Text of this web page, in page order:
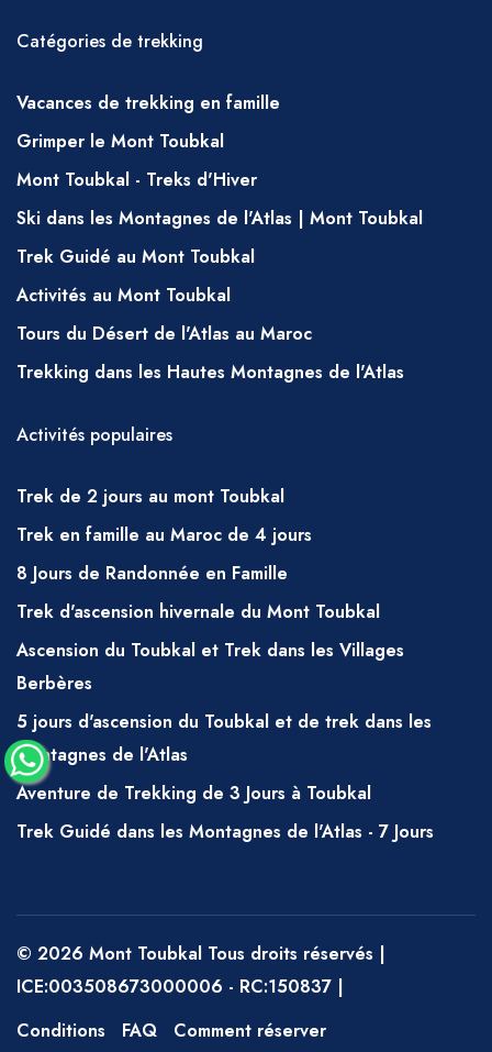
possible, de boire, fumer et grignoter
– ils prépareront, bien sûr, le déjeuner
habituel dans le cadre de leurs fonctions.
EAU
Il est important de boire beaucoup d'eau
pendant votre randonnée ; de l'eau peut être
achetée à Marrakech avant votre départ ou à
Imlil. Il est également possible d'obtenir de
l'eau dans de petits kiosques dans de
nombreux villages et au départ du sentier
en porter une partie vous-même, mais vos
discuter avec votre guide des besoins en eau
régulièrement.
REPAS
Petit-déjeuner – thé, café, jus, fruits, lait,
pain, beurre, confiture, fromage, bouillie
conserve et sardines, pain, fruits, thé à la
menthe (des pâtes, des haricots, des pommes
de terre et du riz peuvent également être
inclus).
durée de la randonnée, bien que vous soyez
plus susceptible de recevoir du couscous un
vendredi), pain, café, thé, gâteau, fruits.
Catégories de trekking
Vacances de trekking en famille
Grimper le Mont Toubkal
Mont Toubkal - Treks d'Hiver
Ski dans les Montagnes de l'Atlas | Mont Toubkal
Trek Guidé au Mont Toubkal
Activités au Mont Toubkal
Tours du Désert de l'Atlas au Maroc
Trekking dans les Hautes Montagnes de l'Atlas
Activités populaires
Trek de 2 jours au mont Toubkal
Trek en famille au Maroc de 4 jours
8 Jours de Randonnée en Famille
Trek d'ascension hivernale du Mont Toubkal
Ascension du Toubkal et Trek dans les Villages
Berbères
5 jours d'ascension du Toubkal et de trek dans les
montagnes de l'Atlas
Aventure de Trekking de 3 Jours à Toubkal
Trek Guidé dans les Montagnes de l'Atlas - 7 Jours
© 2026 Mont Toubkal Tous droits réservés |
ICE:003508673000006 - RC:150837 |
Conditions
FAQ Comment réserver